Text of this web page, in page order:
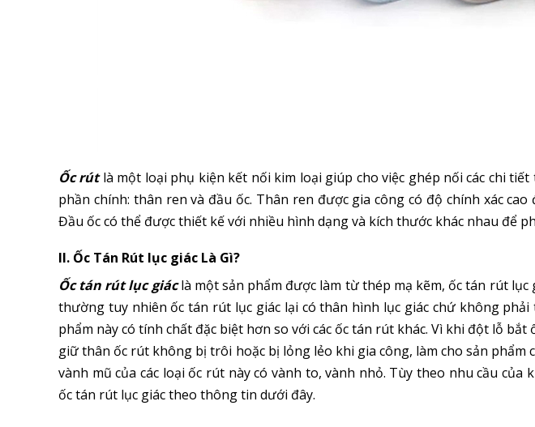
Ốc rútlà một loại phụ kiện kết nối kim loại giúp cho việc ghép nối các chi
phần chính: thân ren và đầu ốc. Thân ren được gia công có độ chính xác
Đầu ốc có thể được thiết kế với nhiều hình dạng và kích thước khác nhau để
II. Ốc Tán Rút lục giác Là Gì?
Ốc tán rút lục giáclà một sản phẩm được làm từ thép mạ kẽm, ốc tán rút
thường tuy nhiên ốc tán rút lục giác lại có thân hình lục giác chứ không
phẩm này có tính chất đặc biệt hơn so với các ốc tán rút khác. Vì khi đột lỗ
giữ thân ốc rút không bị trôi hoặc bị lỏng lẻo khi gia công, làm cho sản phẩm
vành mũ của các loại ốc rút này có vành to, vành nhỏ. Tùy theo nhu cầu của
ốc tán rút lục giác theo thông tin dưới đây.